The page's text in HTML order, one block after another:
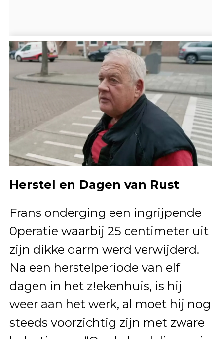
Herstel en Dagen van Rust
Frans onderging een ingrijpende
0peratie waarbij 25 centimeter uit
zijn dikke darm werd verwijderd.
Na een herstelperiode van elf
dagen in het z!ekenhuis, is hij
weer aan het werk, al moet hij nog
steeds voorzichtig zijn met zware